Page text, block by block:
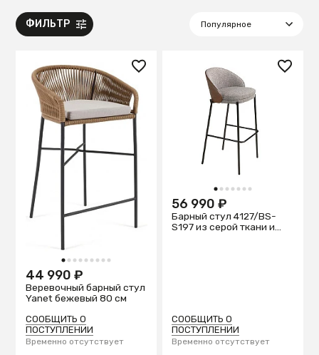
ФИЛЬТР
1 2 3 4 5 6 7 8 9
44 990 ₽
Веревочный барный стул
Yanet бежевый 80 см
СООБЩИТЬ О
ПОСТУПЛЕНИИ
Временно отсутствует
1 2 3 4 5 6 7
56 990 ₽
Барный стул 4127/BS-
S197 из серой ткани и
СООБЩИТЬ О
ПОСТУПЛЕНИИ
Временно отсутствует